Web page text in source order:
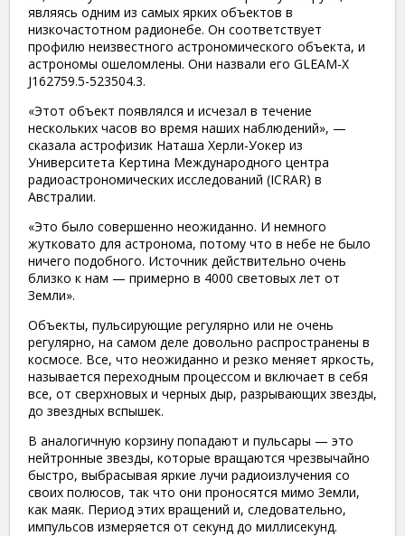
являясь одним из самых ярких объектов в
низкочастотном радионебе. Он соответствует
профилю неизвестного астрономического объекта, и
астрономы ошеломлены. Они назвали его GLEAM-X
J162759.5-523504.3.
«Этот объект появлялся и исчезал в течение
нескольких часов во время наших наблюдений», —
сказала астрофизик Наташа Херли-Уокер из
Университета Кертина Международного центра
радиоастрономических исследований (ICRAR) в
Австралии.
«Это было совершенно неожиданно. И немного
жутковато для астронома, потому что в небе не было
ничего подобного. Источник действительно очень
близко к нам — примерно в 4000 световых лет от
Земли».
Объекты, пульсирующие регулярно или не очень
регулярно, на самом деле довольно распространены в
космосе. Все, что неожиданно и резко меняет яркость,
называется переходным процессом и включает в себя
все, от сверхновых и черных дыр, разрывающих звезды,
до звездных вспышек.
В аналогичную корзину попадают и пульсары — это
нейтронные звезды, которые вращаются чрезвычайно
быстро, выбрасывая яркие лучи радиоизлучения со
своих полюсов, так что они проносятся мимо Земли,
как маяк. Период этих вращений и, следовательно,
импульсов измеряется от секунд до миллисекунд.